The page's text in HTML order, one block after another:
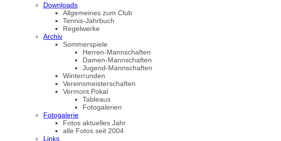
Downloads
Allgemeines zum Club
Tennis-Jahrbuch
Regelwerke
Archiv
Sommerspiele
Herren-Mannschaften
Damen-Mannschaften
Jugend-Mannschaften
Winterrunden
Vereinsmeisterschaften
Vermont Pokal
Tableaus
Fotogalerien
Fotogalerie
Fotos aktuelles Jahr
alle Fotos seit 2004
Links